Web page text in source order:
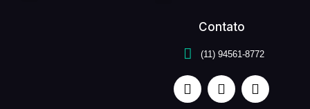
Contato
(11) 94561-8772